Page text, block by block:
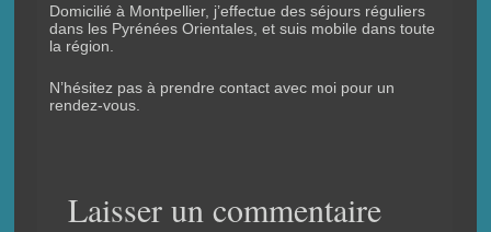
Domicilié à Montpellier, j’effectue des séjours réguliers
dans les Pyrénées Orientales, et suis mobile dans toute
la région.
N’hésitez pas à prendre contact avec moi pour un
rendez-vous.
Laisser un commentaire